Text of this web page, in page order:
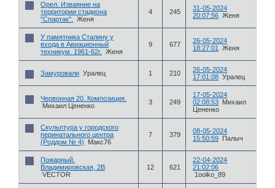
Орел. Изваяние на
территории стадиона
"Спартак".
Женя
4 245
31-05-2024
20:07:56 Женя
У памятника Сталину у
входа в Авиационный
техникум. 1961-62г.
Женя
9 677
26-05-2024
18:27:01
Женя
Замуровали Уралец 1 210
26-05-2024
17:01:08 Уралец
Червонная 20. Композиция.
Михаил Цененко
3 249
17-05-2024
02:08:53 Михаил
Цененко
Скульптура у городского
перинатального центра
(Роддом № 4)
Макс76
7 379
08-05-2024
15:50:59 Палыч
Пожарный.
Владимировская, 2В
VECTOR
12 621
22-04-2024
21:02:06
1ooiko_89